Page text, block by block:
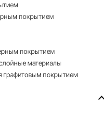
покрытием
покрытием
материалы
покрытием